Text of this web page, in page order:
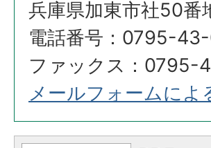
兵庫県加東市社50番
電話番号：0795-
ファックス：0795-
メールフォームによ